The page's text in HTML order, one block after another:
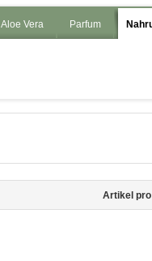
Aloe Vera Parfum
Artikel